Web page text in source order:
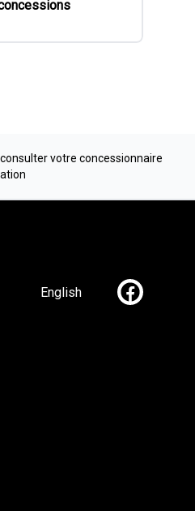
votre concessionnaire
English Lien vers